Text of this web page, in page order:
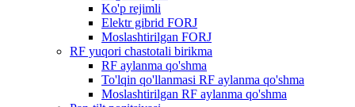
Ko'p rejimli
Elektr gibrid FORJ
Moslashtirilgan FORJ
RF yuqori chastotali birikma
RF aylanma qo'shma
To'lqin qo'llanmasi RF aylanma qo'shma
Moslashtirilgan RF aylanma qo'shma